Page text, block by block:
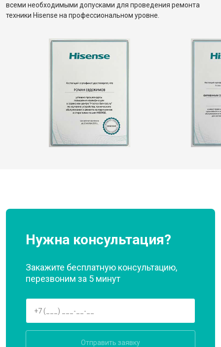
всеми необходимыми допусками для проведения ремонта
техники Hisense на профессиональном уровне.
Нужна консультация?
Закажите бесплатную консультацию,
перезвоним за 5 минут
Отправить заявку